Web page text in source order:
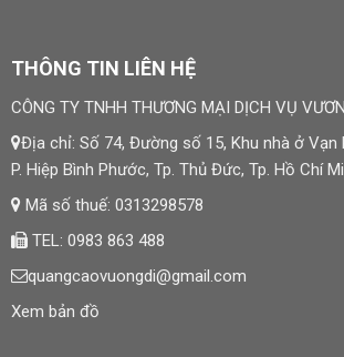
THÔNG TIN LIÊN HỆ
CÔNG TY TNHH THƯƠNG MẠI DỊCH VỤ
Địa chỉ: Số 74, Đường số 15, Khu nhà ở Vạn
P. Hiệp Bình Phước, Tp. Thủ Đức, Tp. Hồ Chí
Mã số thuế: 0313298578
TEL: 0983 863 488
quangcaovuongdi@gmail.com
Xem bản đồ